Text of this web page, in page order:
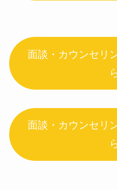
面談・カウンセリ
面談・カウンセリ